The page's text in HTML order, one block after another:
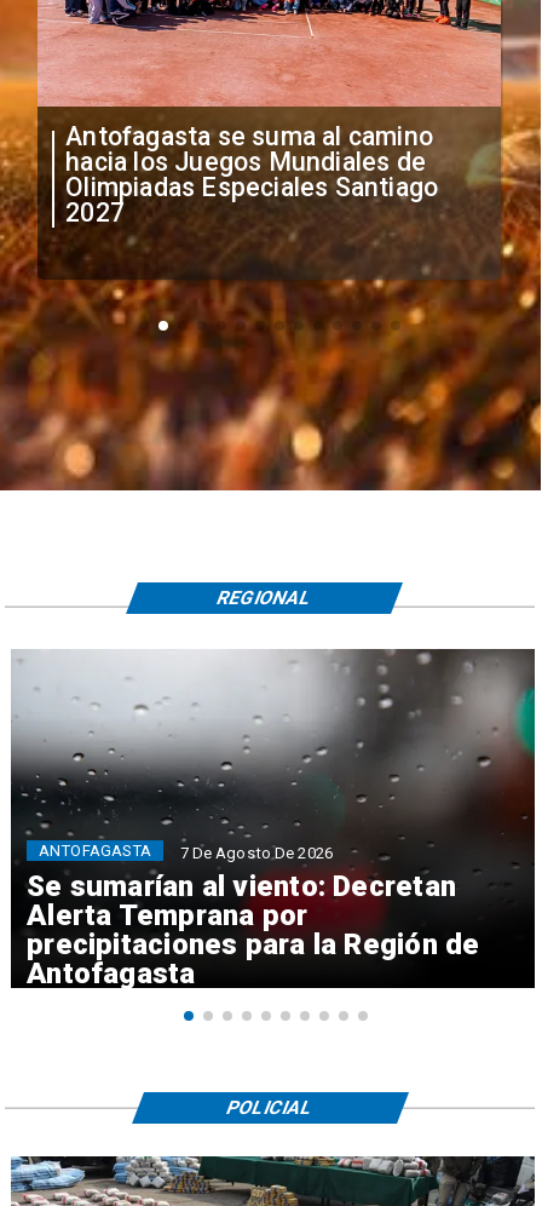
"Falta de profesionalismo": Sifup
anuncia medidas por situación
irregular de futbolistas
extranjeros
Se sumarían al viento: Decretan
Alerta Temprana por
precipitaciones para la Región de
Antofagasta
ANTOFAGASTA 7 De Agosto De 2026
REGIONAL
POLICIAL